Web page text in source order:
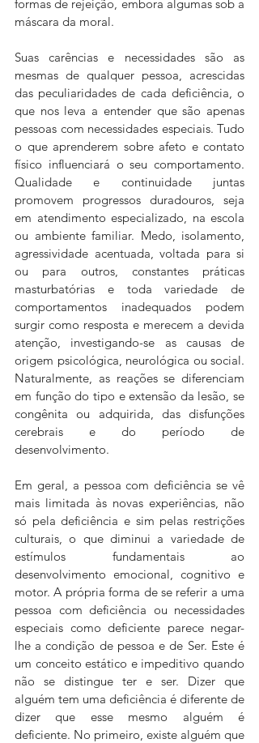
formas de rejeição, embora algumas sob a
máscara da moral.
Suas carências e necessidades são as
mesmas de qualquer pessoa, acrescidas
das peculiaridades de cada deficiência, o
que nos leva a entender que são apenas
pessoas com necessidades especiais. Tudo
o que aprenderem sobre afeto e contato
físico influenciará o seu comportamento.
Qualidade e continuidade juntas
promovem progressos duradouros, seja
em atendimento especializado, na escola
ou ambiente familiar. Medo, isolamento,
agressividade acentuada, voltada para si
ou para outros, constantes práticas
masturbatórias e toda variedade de
comportamentos inadequados podem
surgir como resposta e merecem a devida
atenção, investigando-se as causas de
origem psicológica, neurológica ou social.
Naturalmente, as reações se diferenciam
em função do tipo e extensão da lesão, se
congênita ou adquirida, das disfunções
cerebrais e do período de
desenvolvimento.
Em geral, a pessoa com deficiência se vê
mais limitada às novas experiências, não
só pela deficiência e sim pelas restrições
culturais, o que diminui a variedade de
estímulos fundamentais ao
desenvolvimento emocional, cognitivo e
motor. A própria forma de se referir a uma
pessoa com deficiência ou necessidades
especiais como deficiente parece negar-
lhe a condição de pessoa e de Ser. Este é
um conceito estático e impeditivo quando
não se distingue ter e ser. Dizer que
alguém tem uma deficiência é diferente de
dizer que esse mesmo alguém é
deficiente. No primeiro, existe alguém que